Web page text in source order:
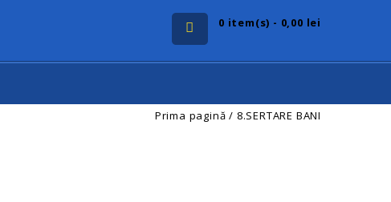
0 item(s) - 0,00 lei
Prima pagină / 8.SERTARE BANI